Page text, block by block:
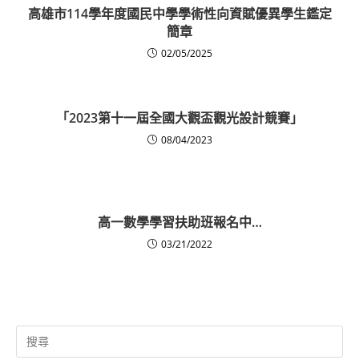
高雄市114學年度國民中學學術性向資賦優異學生鑑定
簡章
02/05/2025
「2023第十一屆全國大觀盃觀光設計競賽」
08/04/2023
高一數學學習扶助班報名中…
03/21/2022
Search
for: